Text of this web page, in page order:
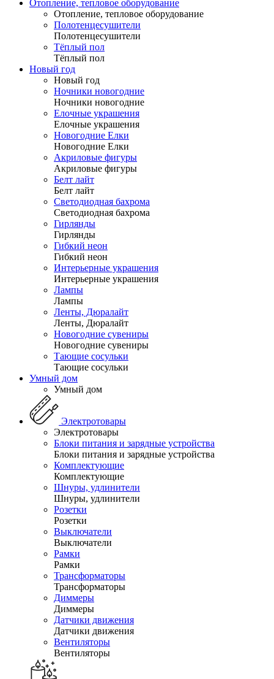
Отопление, тепловое оборудование
Отопление, тепловое оборудование
Полотенцесушители
Полотенцесушители
Тёплый пол
Тёплый пол
Новый год
Новый год
Ночники новогодние
Ночники новогодние
Елочные украшения
Елочные украшения
Новогодние Елки
Новогодние Елки
Акриловые фигуры
Акриловые фигуры
Белт лайт
Белт лайт
Светодиодная бахрома
Светодиодная бахрома
Гирлянды
Гирлянды
Гибкий неон
Гибкий неон
Интерьерные украшения
Интерьерные украшения
Лампы
Лампы
Ленты, Дюралайт
Ленты, Дюралайт
Новогодние сувениры
Новогодние сувениры
Тающие сосульки
Тающие сосульки
Умный дом
Умный дом
Электротовары
Электротовары
Блоки питания и зарядные устройства
Блоки питания и зарядные устройства
Комплектующие
Комплектующие
Шнуры, удлинители
Шнуры, удлинители
Розетки
Розетки
Выключатели
Выключатели
Рамки
Рамки
Трансформаторы
Трансформаторы
Диммеры
Диммеры
Датчики движения
Датчики движения
Вентиляторы
Вентиляторы